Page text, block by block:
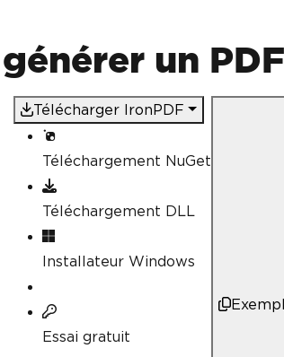
un
Télécharger IronPDF
Téléchargement NuGet
Téléchargement DLL
Installateur Windows
Essai gratuit